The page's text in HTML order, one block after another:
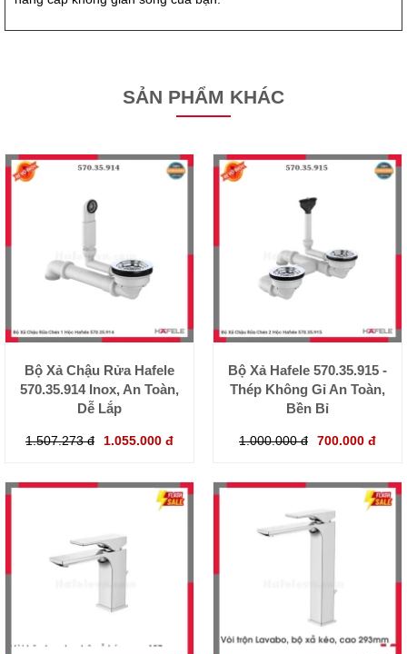
SẢN PHẨM KHÁC
Bộ Xả Chậu Rửa Hafele
570.35.914 Inox, An Toàn,
Dễ Lắp
1.507.273 đ 1.055.000 đ
Bộ Xả Hafele 570.35.915 -
Thép Không Gỉ An Toàn,
Bền Bỉ
1.000.000 đ 700.000 đ